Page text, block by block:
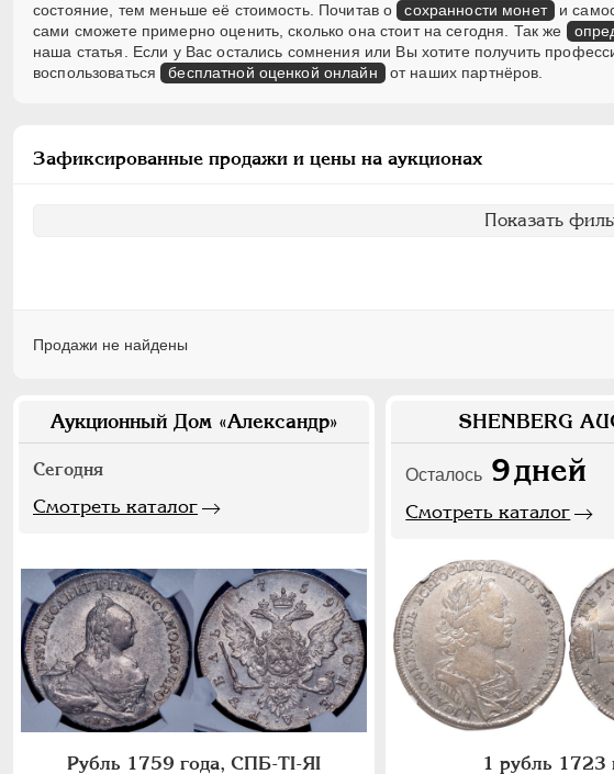
состояние, тем меньше её стоимость. Почитав о сохранности монет и
сами сможете примерно оценить, сколько она стоит на сегодня. Так же
наша статья. Если у Вас остались сомнения или Вы хотите получить
воспользоваться бесплатной оценкой онлайн от наших партнёров.
Зафиксированные продажи и цены на аукционах
Показать
Продажи не найдены
Аукционный Дом «Александр»
Сегодня
Смотреть каталог
Рубль 1759 года, СПБ-ТI-ЯI
SHENBERG
Осталось 9дней
Смотреть каталог
1 рубль 1723